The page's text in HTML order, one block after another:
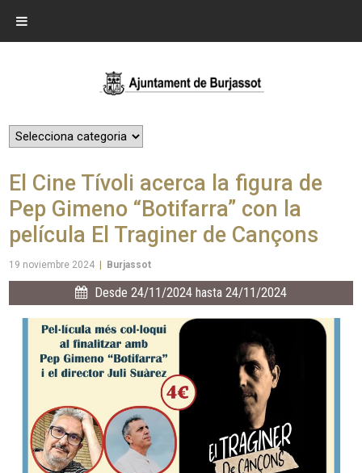
El Cine Tívoli acerca la figura de
Pep Gimeno “Botifarra” con la
película El Traginer de Cançons
19 noviembre 2024 Burjassot
Desde 24/11/2024 hasta 24/11/2024